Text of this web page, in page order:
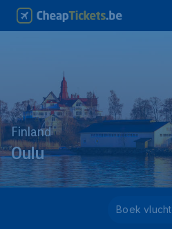
Finland
Oulu
Boek